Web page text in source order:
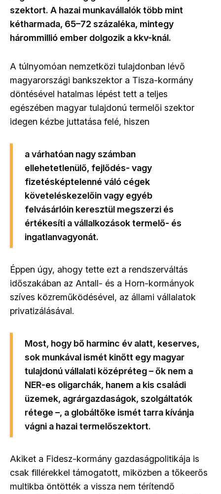
szektort. A hazai munkavállalók több mint
kétharmada, 65–72 százaléka, mintegy
hárommillió ember dolgozik a kkv-knál.
A túlnyomóan nemzetközi tulajdonban lévő
magyarországi bankszektor a Tisza-kormány
döntésével hatalmas lépést tett a teljes
egészében magyar tulajdonú termelői szektor
idegen kézbe juttatása felé, hiszen
a várhatóan nagy számban
ellehetetlenülő, fejlődés- vagy
fizetésképtelenné váló cégek
követeléskezelőin vagy egyéb
felvásárlóin keresztül megszerzi és
értékesíti a vállalkozások termelő- és
ingatlanvagyonát.
Éppen úgy, ahogy tette ezt a rendszerváltás
időszakában az Antall- és a Horn-kormányok
szíves közreműködésével, az állami vállalatok
privatizálásával.
Most, hogy bő harminc év alatt, keserves,
sok munkával ismét kinőtt egy magyar
tulajdonú vállalati középréteg – ők nem a
NER-es oligarchák, hanem a kis családi
üzemek, agrárgazdaságok, szolgáltatók
rétege –, a globáltőke ismét tarra kívánja
vágni a hazai termelőszektort.
Akiket a Fidesz-kormány gazdaságpolitikája is
csak fillérekkel támogatott, miközben a tőkeerős
multikba öntötték a vissza nem térítendő